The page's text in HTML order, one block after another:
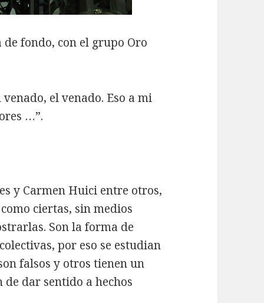
fondo, con el grupo Oro
el venado. Eso a mi
…”.
y Carmen Huici entre otros,
ciertas, sin medios
Son la forma de
por eso se estudian
falsos y otros tienen un
dar sentido a hechos